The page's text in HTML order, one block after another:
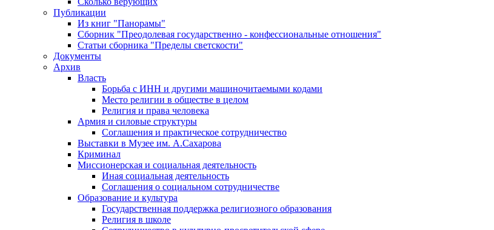
Публикации
Из книг "Панорамы"
Сборник "Преодолевая государственно - конфессиональные отношения"
Статьи сборника "Пределы светскости"
Документы
Архив
Власть
Борьба с ИНН и другими машиночитаемыми кодами
Место религии в обществе в целом
Религия и права человека
Армия и силовые структуры
Соглашения и практическое сотрудничество
Выставки в Музее им. А.Сахарова
Криминал
Миссионерская и социальная деятельность
Иная социальная деятельность
Соглашения о социальном сотрудничестве
Образование и культура
Государственная поддержка религиозного образования
Религия в школе